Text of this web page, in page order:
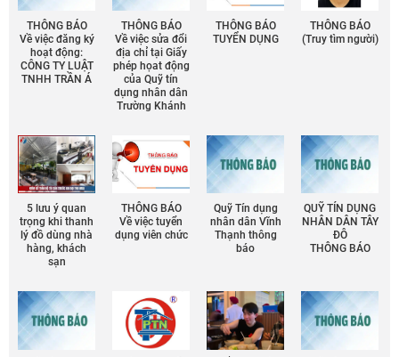
THÔNG BÁO
Về việc đăng ký
hoạt động:
CÔNG TY LUẬT
TNHH TRẦN Á
THÔNG BÁO
Về việc sửa đổi
địa chỉ tại Giấy
phép họat động
của Quỹ tín
dụng nhân dân
Trường Khánh
THÔNG BÁO
TUYỂN DỤNG
THÔNG BÁO
(Truy tìm người)
5 lưu ý quan
trọng khi thanh
lý đồ dùng nhà
hàng, khách
sạn
THÔNG BÁO
Về việc tuyển
dụng viên chức
Quỹ Tín dụng
nhân dân Vĩnh
Thạnh thông
báo
QUỸ TÍN DỤNG
NHÂN DÂN TÂY
ĐÔ
THÔNG BÁO